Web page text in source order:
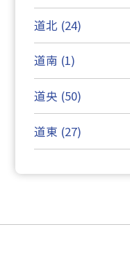
道北 (24)
道南 (1)
道央 (50)
道東 (27)